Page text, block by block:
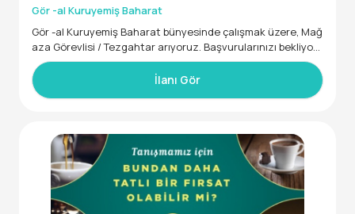
Gör -al Kuruyemiş Baharat
Gör -al Kuruyemiş Baharat bünyesinde çalışmak üzere, Mağ
aza Görevlisi / Tezgahtar arıyoruz. Başvurularınızı bekliyoru
z!
İlanı Gör